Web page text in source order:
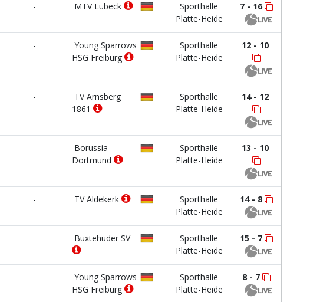
- MTV Lübeck
Sporthalle
Platte-Heide
7 - 16
-
Young Sparrows
HSG Freiburg
Sporthalle
Platte-Heide
12 - 10
-
TV Arnsberg
1861
Sporthalle
Platte-Heide
14 - 12
-
Borussia
Dortmund
Sporthalle
Platte-Heide
13 - 10
- TV Aldekerk
Sporthalle
Platte-Heide
14 - 8
- Buxtehuder SV
Sporthalle
Platte-Heide
15 - 7
-
Young Sparrows
HSG Freiburg
Sporthalle
Platte-Heide
8 - 7